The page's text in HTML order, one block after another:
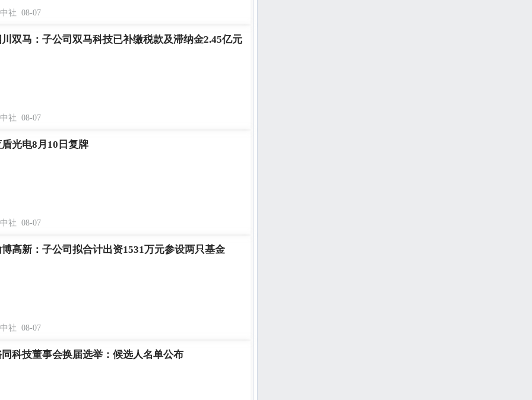
社 08-07
双马：子公司双马科技已补缴税款及滞纳金2.45亿元
社 08-07
光电8月10日复牌
社 08-07
高新：子公司拟合计出资1531万元参设两只基金
社 08-07
科技董事会换届选举：候选人名单公布